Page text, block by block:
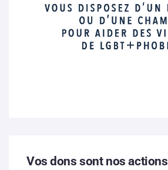
Vos dons sont nos actions